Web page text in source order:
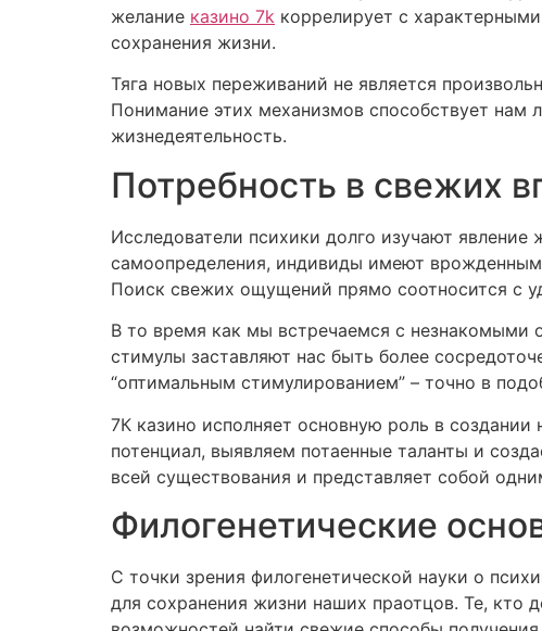
желание казино 7k коррелирует с
сохранения жизни.
Тяга новых переживаний не является
Понимание этих механизмов способствует нам
жизнедеятельность.
Потребность в свежих
Исследователи психики долго изучают
самоопределения, индивиды имеют
Поиск свежих ощущений прямо соотносится с
В то время как мы встречаемся с незнакомыми
стимулы заставляют нас быть более
“оптимальным стимулированием” – точно в
7К казино исполняет основную роль в
потенциал, выявляем потаенные таланты и
всей существования и представляет собой
Филогенетические
С точки зрения филогенетической науки о
для сохранения жизни наших праотцов. Те, кто